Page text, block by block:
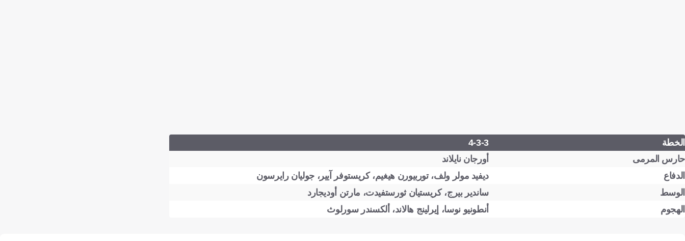
الخطة
4-3-3
حارس المرمى
أورجان نايلاند
الدفاع
ديفيد مولر ولف، توربيورن هيغيم، كريستوفر آيير، جوليان رايرسون
الوسط
ساندير بيرج، كريستيان ثورستفيدت، مارتن أوديجارد
الهجوم
أنطونيو نوسا، إيرلينج هالاند، ألكسندر سورلوث